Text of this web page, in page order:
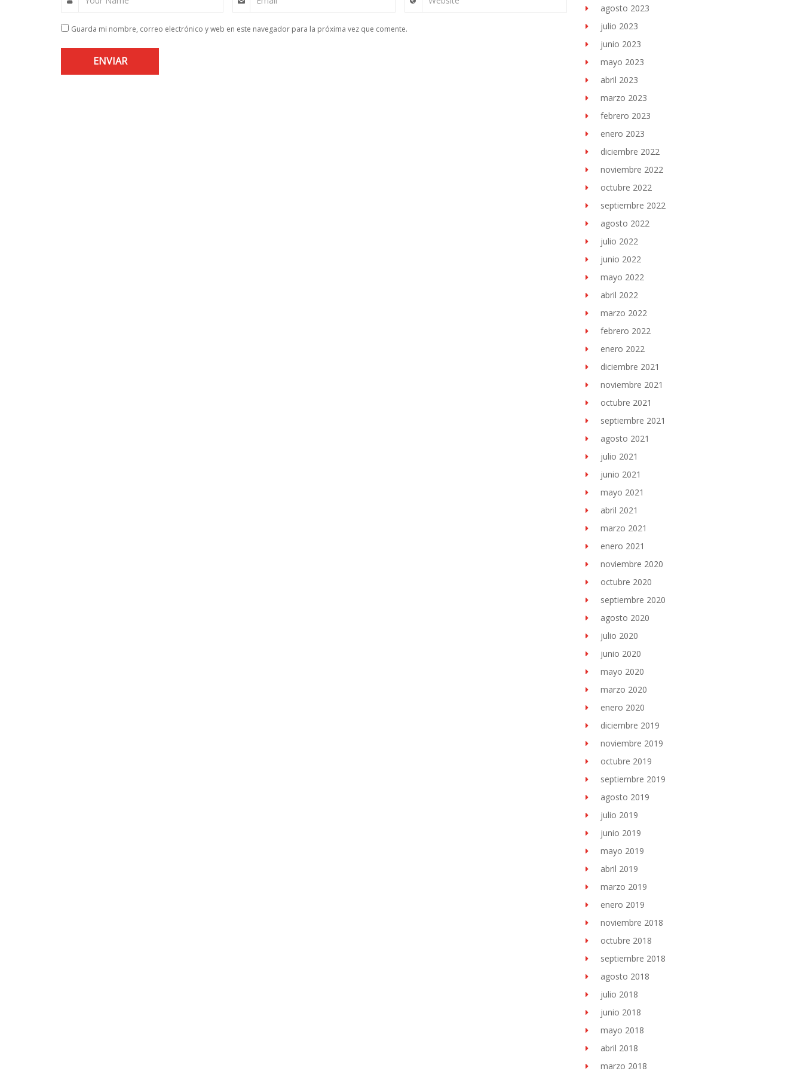
Guarda mi nombre, correo electrónico y web en este navegador para la próxima vez que comente.
agosto 2023
julio 2023
junio 2023
mayo 2023
abril 2023
marzo 2023
febrero 2023
enero 2023
diciembre 2022
noviembre 2022
octubre 2022
septiembre 2022
agosto 2022
julio 2022
junio 2022
mayo 2022
abril 2022
marzo 2022
febrero 2022
enero 2022
diciembre 2021
noviembre 2021
octubre 2021
septiembre 2021
agosto 2021
julio 2021
junio 2021
mayo 2021
abril 2021
marzo 2021
enero 2021
noviembre 2020
octubre 2020
septiembre 2020
agosto 2020
julio 2020
junio 2020
mayo 2020
marzo 2020
enero 2020
diciembre 2019
noviembre 2019
octubre 2019
septiembre 2019
agosto 2019
julio 2019
junio 2019
mayo 2019
abril 2019
marzo 2019
enero 2019
noviembre 2018
octubre 2018
septiembre 2018
agosto 2018
julio 2018
junio 2018
mayo 2018
abril 2018
marzo 2018